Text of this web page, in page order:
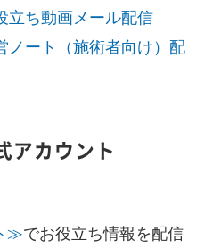
ち動画メール配信
ート（施術者向け）配
アカウント
≫でお役立ち情報を配信